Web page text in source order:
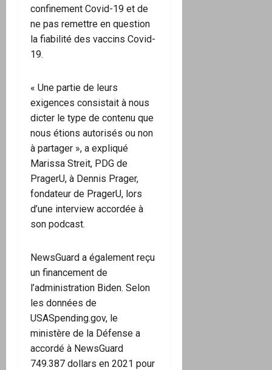
confinement Covid-19 et de
ne pas remettre en question
la fiabilité des vaccins Covid-
19.
« Une partie de leurs
exigences consistait à nous
dicter le type de contenu que
nous étions autorisés ou non
à partager », a expliqué
Marissa Streit, PDG de
PragerU, à Dennis Prager,
fondateur de PragerU, lors
d’une interview accordée à
son podcast.
NewsGuard a également reçu
un financement de
l’administration Biden. Selon
les données de
USASpending.gov, le
ministère de la Défense a
accordé à NewsGuard
749.387 dollars en 2021 pour